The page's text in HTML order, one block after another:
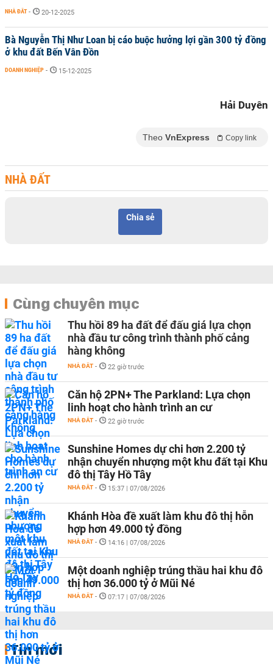
NHÀ ĐẤT - 20-12-2025
Bà Nguyễn Thị Như Loan bị cáo buộc hưởng lợi gần 300 tỷ đồng
ở khu đất Bến Vân Đồn
DOANH NGHIỆP - 15-12-2025
Hải Duyên
Theo VnExpress Copy link
NHÀ ĐẤT
Chia sẻ
Cùng chuyên mục
Thu hồi 89 ha đất để đấu giá lựa chọn
nhà đầu tư công trình thành phố cảng
hàng không
NHÀ ĐẤT - 22 giờ trước
Căn hộ 2PN+ The Parkland: Lựa chọn
linh hoạt cho hành trình an cư
NHÀ ĐẤT - 22 giờ trước
Sunshine Homes dự chi hơn 2.200 tỷ
nhận chuyển nhượng một khu đất tại Khu
đô thị Tây Hồ Tây
NHÀ ĐẤT - 15:37 | 07/08/2026
Khánh Hòa đề xuất làm khu đô thị hỗn
hợp hơn 49.000 tỷ đồng
NHÀ ĐẤT - 14:16 | 07/08/2026
Một doanh nghiệp trúng thầu hai khu đô
thị hơn 36.000 tỷ ở Mũi Né
NHÀ ĐẤT - 07:17 | 07/08/2026
Tin mới